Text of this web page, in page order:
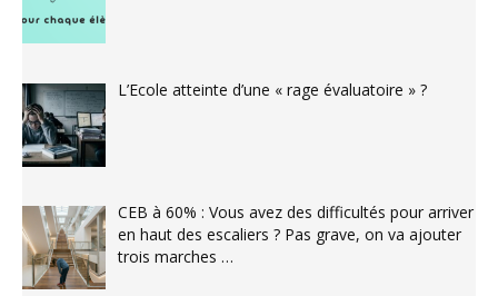
L’Ecole atteinte d’une « rage évaluatoire » ?
CEB à 60% : Vous avez des difficultés pour arriver
en haut des escaliers ? Pas grave, on va ajouter
trois marches …